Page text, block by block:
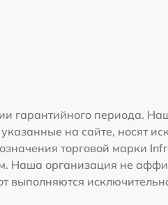
гарантийного периода.
на сайте, носят
торговой марки
Наша организация не
выполняются